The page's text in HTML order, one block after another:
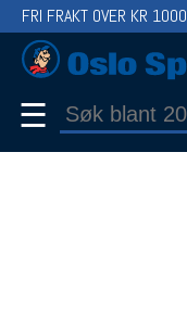
FRI FRAKT OVER KR 1000
☰